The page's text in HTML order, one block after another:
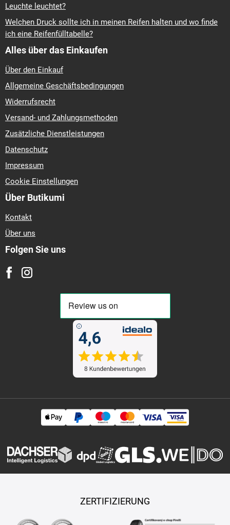
Leuchte leuchtet?
Welchen Druck sollte ich in meinen Reifen halten und wo finde
ich eine Reifenfülltabelle?
Alles über das Einkaufen
Über den Einkauf
Allgemeine Geschäftsbedingungen
Widerrufsrecht
Versand- und Zahlungsmethoden
Zusätzliche Dienstleistungen
Datenschutz
Impressum
Cookie Einstellungen
Über Butikumi
Kontakt
Über uns
Folgen Sie uns
ZERTIFIZIERUNG